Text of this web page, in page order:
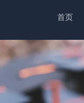
首页